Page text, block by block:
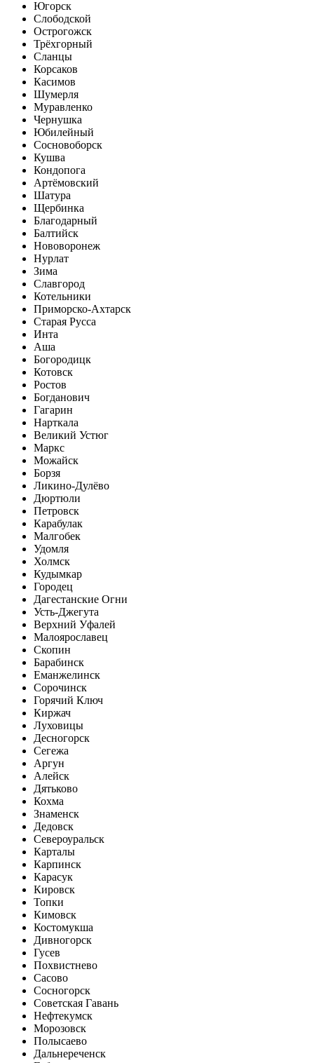
Югорск
Слободской
Острогожск
Трёхгорный
Сланцы
Корсаков
Касимов
Шумерля
Муравленко
Чернушка
Юбилейный
Сосновоборск
Кушва
Кондопога
Артёмовский
Шатура
Щербинка
Благодарный
Балтийск
Нововоронеж
Нурлат
Зима
Славгород
Котельники
Приморско-Ахтарск
Старая Русса
Инта
Аша
Богородицк
Котовск
Ростов
Богданович
Гагарин
Нарткала
Великий Устюг
Маркс
Можайск
Борзя
Ликино-Дулёво
Дюртюли
Петровск
Карабулак
Малгобек
Удомля
Холмск
Кудымкар
Городец
Дагестанские Огни
Усть-Джегута
Верхний Уфалей
Малоярославец
Скопин
Барабинск
Еманжелинск
Сорочинск
Горячий Ключ
Киржач
Луховицы
Десногорск
Сегежа
Аргун
Алейск
Дятьково
Кохма
Знаменск
Дедовск
Североуральск
Карталы
Карпинск
Карасук
Кировск
Топки
Кимовск
Костомукша
Дивногорск
Гусев
Похвистнево
Сасово
Сосногорск
Советская Гавань
Нефтекумск
Морозовск
Полысаево
Дальнереченск